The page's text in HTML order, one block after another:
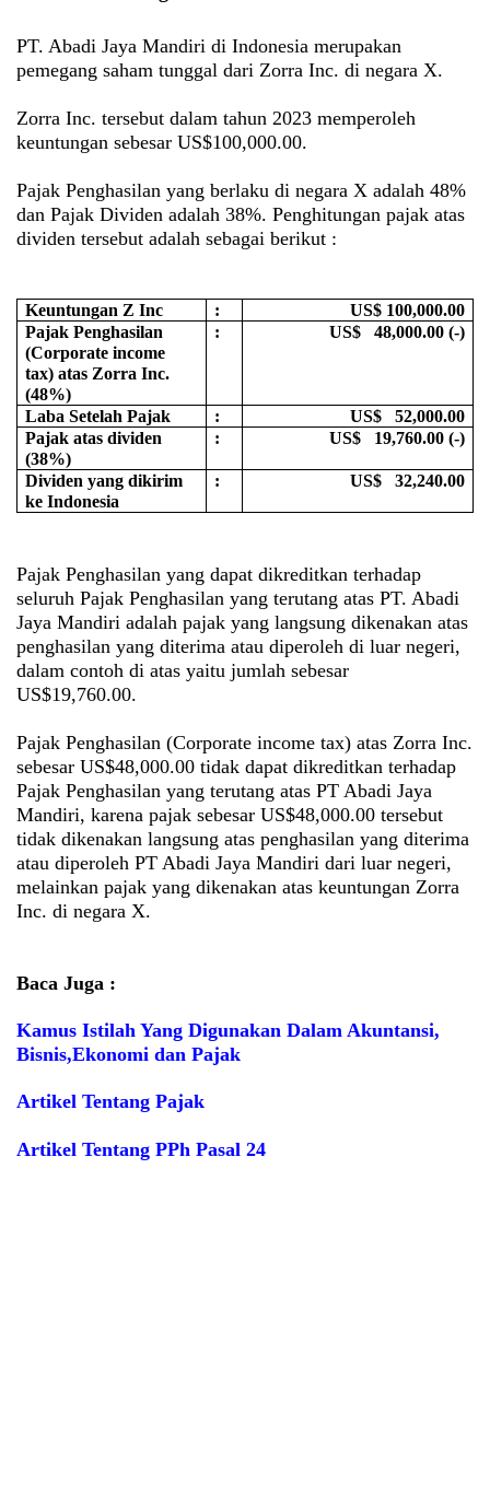
PT. Abadi Jaya Mandiri di Indonesia merupakan
pemegang saham tunggal dari Zorra Inc. di negara X.
Zorra Inc. tersebut dalam tahun 2023 memperoleh
keuntungan sebesar US$100,000.00.
Pajak Penghasilan yang berlaku di negara X adalah 48%
dan Pajak Dividen adalah 38%. Penghitungan pajak atas
dividen tersebut adalah sebagai berikut :
Keuntungan Z Inc :
US$ 100,000.00
Pajak Penghasilan
(Corporate income
tax) atas Zorra Inc.
(48%)
: US$ 48,000.00 (-)
Laba Setelah Pajak :
US$ 52,000.00
Pajak atas dividen
(38%)
: US$ 19,760.00 (-)
Dividen yang dikirim
ke Indonesia
: US$ 32,240.00
Pajak Penghasilan yang dapat dikreditkan terhadap
seluruh Pajak Penghasilan yang terutang atas PT. Abadi
Jaya Mandiri adalah pajak yang langsung dikenakan atas
penghasilan yang diterima atau diperoleh di luar negeri,
dalam contoh di atas yaitu jumlah sebesar
US$19,760.00.
Pajak Penghasilan (Corporate income tax) atas Zorra Inc.
sebesar US$48,000.00 tidak dapat dikreditkan terhadap
Pajak Penghasilan yang terutang atas PT Abadi Jaya
Mandiri, karena pajak sebesar US$48,000.00 tersebut
tidak dikenakan langsung atas penghasilan yang diterima
atau diperoleh PT Abadi Jaya Mandiri dari luar negeri,
melainkan pajak yang dikenakan atas keuntungan Zorra
Inc. di negara X.
Baca Juga :
Kamus Istilah Yang Digunakan Dalam Akuntansi,
Bisnis,Ekonomi dan Pajak
Artikel Tentang Pajak
Artikel Tentang PPh Pasal 24